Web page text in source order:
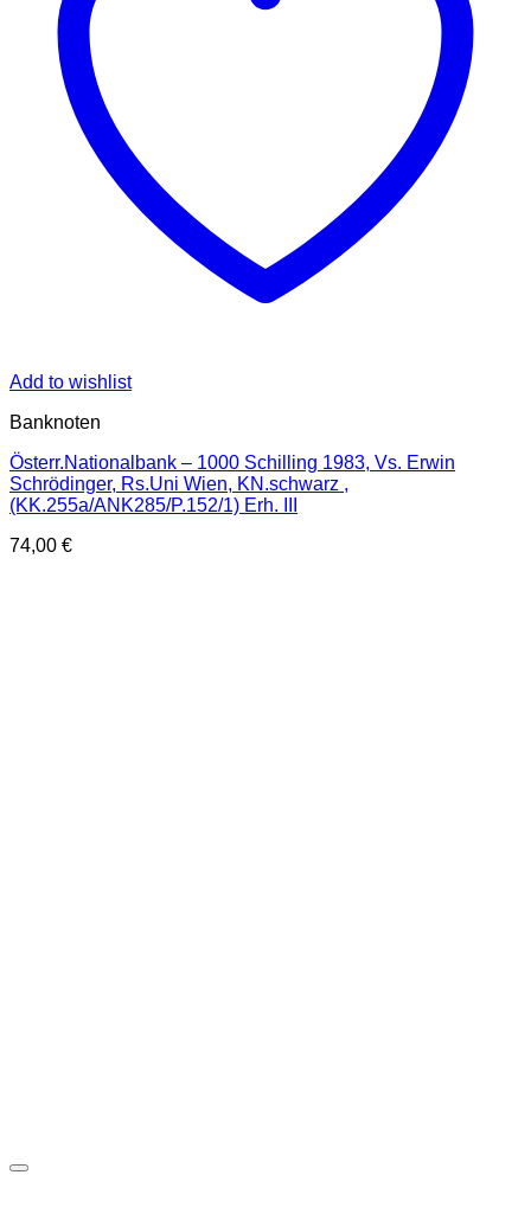
Add to wishlist
Banknoten
Österr.Nationalbank – 1000 Schilling 1983, Vs. Erwin
Schrödinger, Rs.Uni Wien, KN.schwarz ,
(KK.255a/ANK285/P.152/1) Erh. III
74,00 €